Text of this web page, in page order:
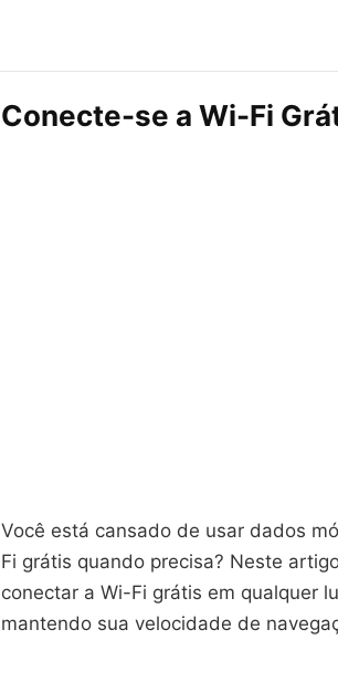
Conecte-se a Wi-Fi
Você está cansado de usar dados
Fi grátis quando precisa? Neste
conectar a Wi-Fi grátis em qualquer
mantendo sua velocidade de